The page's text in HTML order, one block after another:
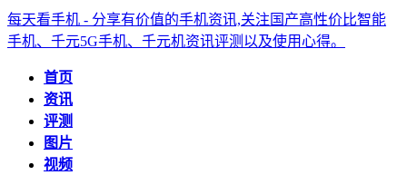
每天看手机 - 分享有价值的手机资讯,关注国产高性价比智能
手机、千元5G手机、千元机资讯评测以及使用心得。
首页
资讯
评测
图片
视频